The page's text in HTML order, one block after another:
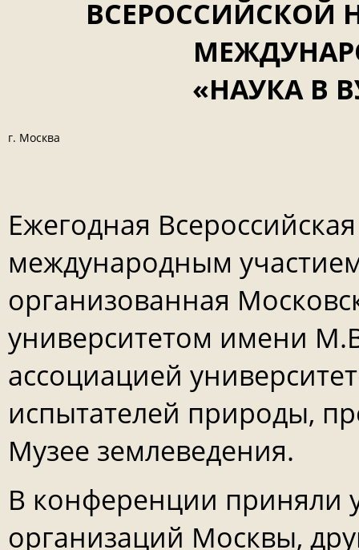
ВСЕРОССИЙСКОЙ
«НАУКА В
г. Москва
Ежегодная
международным
организованная
университетом имени
ассоциацией
испытателей природы,
Музее землеведения.
В конференции приняли
организаций Москвы,